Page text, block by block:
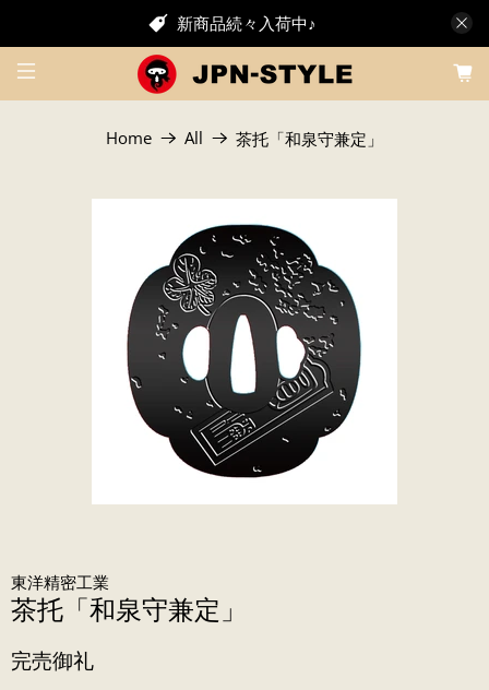
新商品続々入荷中♪
Home All 茶托「和泉守兼定」
東洋精密工業
茶托「和泉守兼定」
完売御礼